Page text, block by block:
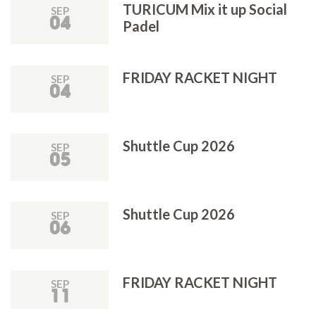
SEP
04
TURICUM Mix it up Social
Padel
SEP
04
FRIDAY RACKET NIGHT
SEP
05
Shuttle Cup 2026
SEP
06
Shuttle Cup 2026
SEP
11
FRIDAY RACKET NIGHT